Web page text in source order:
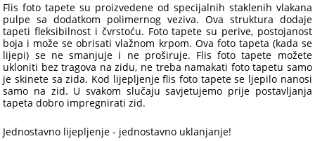
Flis foto tapete su proizvedene od specijalnih staklenih vlakana
pulpe sa dodatkom polimernog veziva. Ova struktura dodaje
tapeti fleksibilnost i čvrstoću. Foto tapete su perive, postojanost
boja i može se obrisati vlažnom krpom. Ova foto tapeta (kada se
lijepi) se ne smanjuje i ne proširuje. Flis foto tapete možete
ukloniti bez tragova na zidu, ne treba namakati foto tapetu samo
je skinete sa zida. Kod lijepljenje flis foto tapete se ljepilo nanosi
samo na zid. U svakom slučaju savjetujemo prije postavljanja
tapeta dobro impregnirati zid.
Jednostavno lijepljenje - jednostavno uklanjanje!